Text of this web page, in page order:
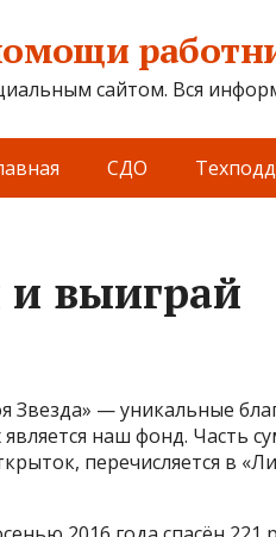
сайтом. Вся
СДО
выиграй
Звезда» — уникальные
наш фонд. Часть
перечисляется в